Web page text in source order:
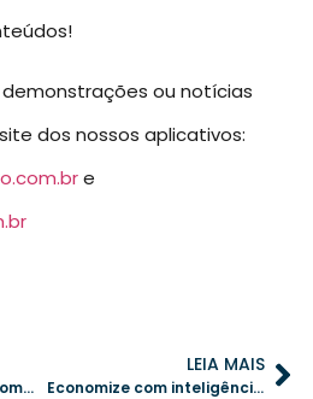
ou notícias
dos nossos aplicativos:
e
Chega de papelada: como a digitalização pode transformar a administração do seu condomínio
LEIA MAIS
Economize com inteligência: práticas de manutenção para reduzir custos no condomínio